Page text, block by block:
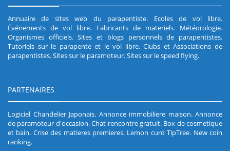
Annuaire de sites web du parapentiste. Ecoles de vol libre.
Événements de vol libre. Fabricants de materiels. Météorologie.
Organismes officiels.Sites et blogs personnels de parapentistes.
Tutoriels sur le parapente et le vol libre.Clubs et Associations de
parapentistes.Sites sur le paramoteur.Sites sur le speed flying.
PARTENAIRES
Logiciel Chandelier Japonais. Annonce immobiliere maison. Annonce
de paramoteur d'occasion.Chat rencontre gratuit. Box de cosmetique
et bain. Crise des matieres premieres. Lemon curd TipTree. New coin
ranking.